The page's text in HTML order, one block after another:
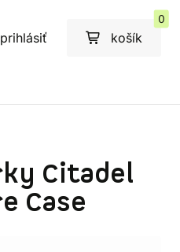
prihlásiť košík
0
Citadel
Case